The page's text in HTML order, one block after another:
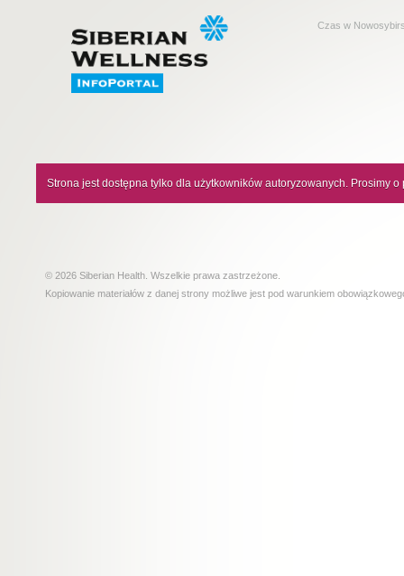
Czas w
Strona jest dostępna tylko dla użytkowników autoryzowanych. Prosimy
© 2026 Siberian Health. Wszelkie prawa zastrzeżone.
Kopiowanie materiałów z danej strony możliwe jest pod warunkiem